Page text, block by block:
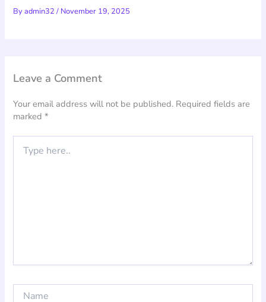
Byadmin32/ November 19, 2025
Leave a Comment
Your email address will not be published. Required fields are
marked*
here..